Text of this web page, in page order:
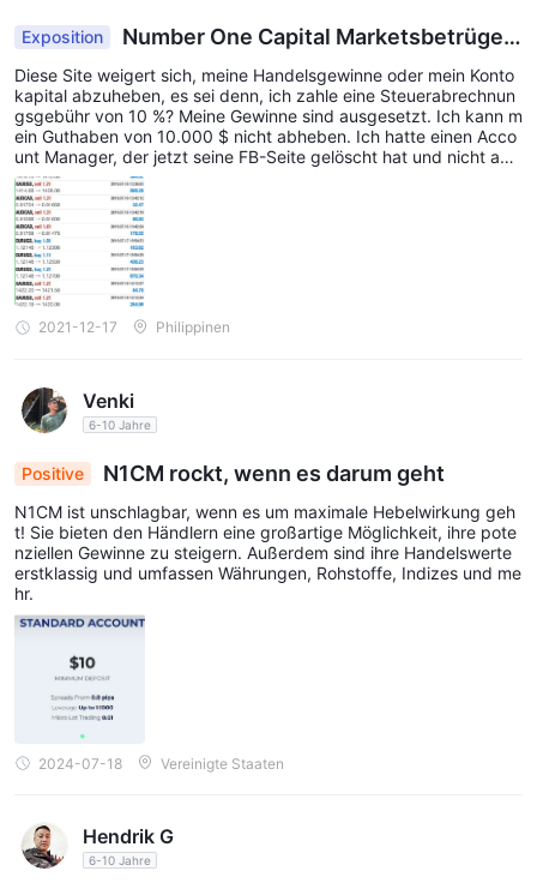
Exposition
Number One Capital Marketsbetrügeri
sche Leute
Diese Site weigert sich, meine Handelsgewinne oder mein Konto
kapital abzuheben, es sei denn, ich zahle eine Steuerabrechnun
gsgebühr von 10 %? Meine Gewinne sind ausgesetzt. Ich kann m
ein Guthaben von 10.000 $ nicht abheben. Ich hatte einen Acco
unt Manager, der jetzt seine FB-Seite gelöscht hat und nicht auf
WhatsApp antwortet.N1CM antwortet nicht auf E-Mails oder Sup
port-Tickets.
2021-12-17 Philippinen
Venki
6-10 Jahre
Positive N1CM rockt, wenn es darum geht
N1CM ist unschlagbar, wenn es um maximale Hebelwirkung geh
t! Sie bieten den Händlern eine großartige Möglichkeit, ihre pote
nziellen Gewinne zu steigern. Außerdem sind ihre Handelswerte
erstklassig und umfassen Währungen, Rohstoffe, Indizes und me
hr.
2024-07-18 Vereinigte Staaten
Hendrik G
6-10 Jahre